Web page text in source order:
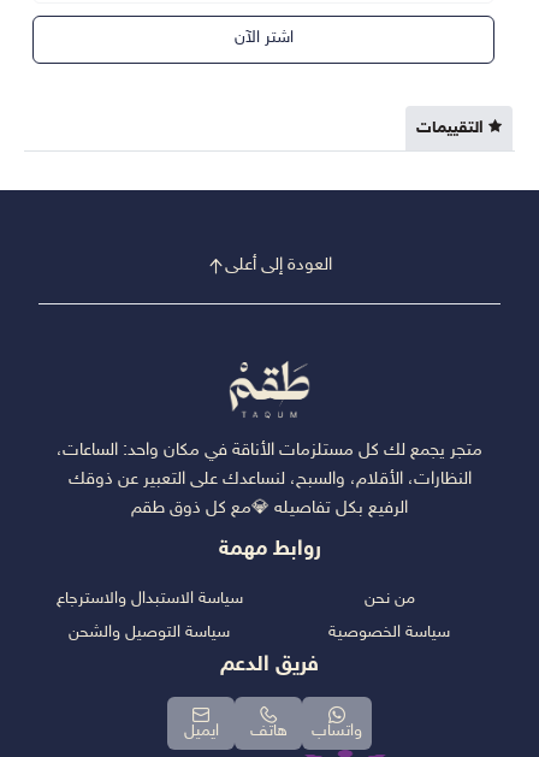
اشتر الآن
التقييمات
العودة إلى أعلى
متجر يجمع لك كل مستلزمات الأناقة في مكان واحد: الساعات،
النظارات، الأقلام، والسبح، لنساعدك على التعبير عن ذوقك
الرفيع بكل تفاصيله 💎مع كل ذوق طقم
روابط مهمة
من نحن
سياسة الخصوصية
سياسة الاستبدال والاسترجاع
سياسة التوصيل والشحن
فريق الدعم
واتساب هاتف ايميل